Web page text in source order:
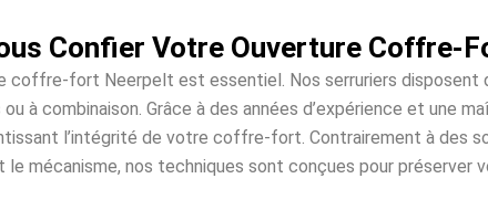
Confier Votre Ouverture Coffre-
coffre-fort Neerpelt est essentiel. Nos serruriers disposent
à combinaison. Grâce à des années d’expérience et une
l’intégrité de votre coffre-fort. Contrairement à des
mécanisme, nos techniques sont conçues pour préserver